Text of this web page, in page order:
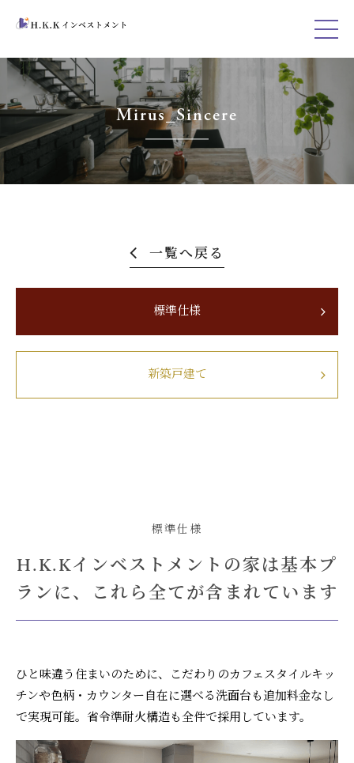
Mirus_Sincere
一覧へ戻る
標準仕様
新築戸建て
標準仕様
H.K.Kインベストメントの家は基本プ
ランに、これら全てが含まれています
ひと味違う住まいのために、こだわりのカフェスタイルキッ
チンや色柄・カウンター自在に選べる洗面台も追加料金なし
で実現可能。省令準耐火構造も全件で採用しています。